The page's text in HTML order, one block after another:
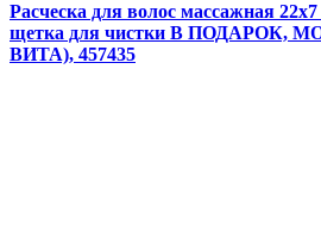
Расческа для волос массажная
щетка для чистки В ПОДАРОК,
ВИТА), 457435